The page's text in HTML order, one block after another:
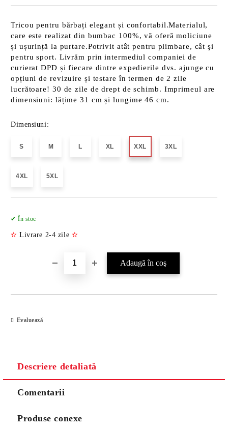
Tricou pentru bărbați elegant și confortabil.Materialul,
care este realizat din bumbac 100%, vă oferă moliciune
și ușurință la purtare.Potrivit atât pentru plimbare, cât şi
pentru sport. Livrăm prin intermediul companiei de
curierat DPD și fiecare dintre expedierile dvs. ajunge cu
opțiuni de revizuire și testare în termen de 2 zile
lucrătoare! 30 de zile de drept de schimb. Imprimeul are
dimensiuni: lățime 31 cm și lungime 46 cm.
Dimensiuni:
S M L XL XXL 3XL
4XL 5XL
✔ În stoc
✫ Livrare 2-4 zile ✫
Evaluează
Descriere detaliată
Comentarii
Produse conexe